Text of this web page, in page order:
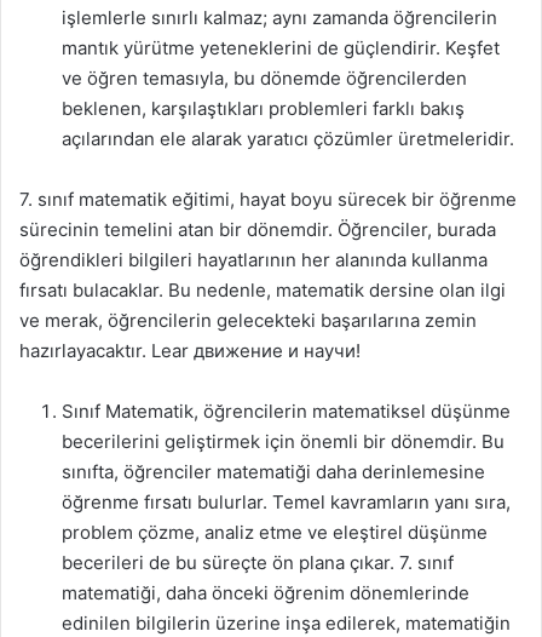
işlemlerle sınırlı kalmaz; aynı zamanda öğrencilerin
mantık yürütme yeteneklerini de güçlendirir. Keşfet
ve öğren temasıyla, bu dönemde öğrencilerden
beklenen, karşılaştıkları problemleri farklı bakış
açılarından ele alarak yaratıcı çözümler üretmeleridir.
7. sınıf matematik eğitimi, hayat boyu sürecek bir öğrenme
sürecinin temelini atan bir dönemdir. Öğrenciler, burada
öğrendikleri bilgileri hayatlarının her alanında kullanma
fırsatı bulacaklar. Bu nedenle, matematik dersine olan ilgi
ve merak, öğrencilerin gelecekteki başarılarına zemin
hazırlayacaktır. Lear движение и научи!
Sınıf Matematik, öğrencilerin matematiksel düşünme
becerilerini geliştirmek için önemli bir dönemdir. Bu
sınıfta, öğrenciler matematiği daha derinlemesine
öğrenme fırsatı bulurlar. Temel kavramların yanı sıra,
problem çözme, analiz etme ve eleştirel düşünme
becerileri de bu süreçte ön plana çıkar. 7. sınıf
matematiği, daha önceki öğrenim dönemlerinde
edinilen bilgilerin üzerine inşa edilerek, matematiğin